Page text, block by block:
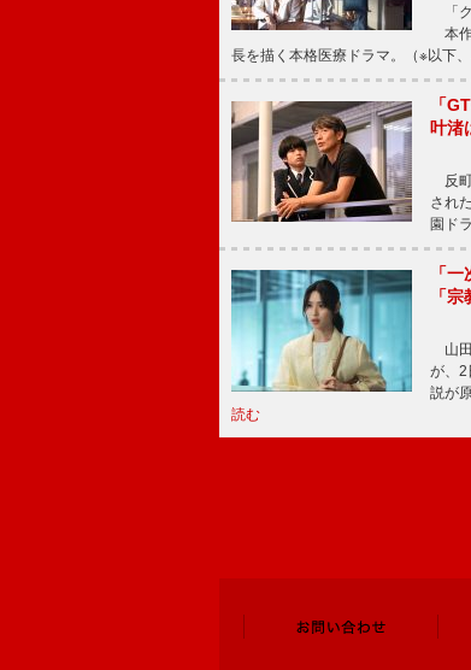
「ク
本作
長を描く本格医療ドラマ。（※以
「
叶渚
反町
され
園ド
「
「
山田
が、
説が
読む